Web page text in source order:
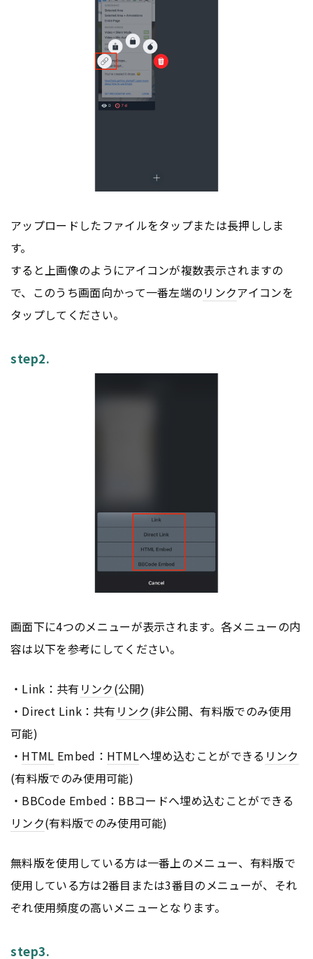
アップロードしたファイルをタップまたは長押ししま
す。
すると上画像のようにアイコンが複数表示されますの
で、このうち画面向かって一番左端のリンクアイコンを
タップしてください。
step2.
画面下に4つのメニューが表示されます。各メニューの内
容は以下を参考にしてください。
・Link：共有 リンク(公開)
・Direct Link：共有 リンク(非公開、有料版でのみ使用
可能)
・ HTML Embed： HTMLへ埋め込むことができる リンク
(有料版でのみ使用可能)
・BBCode Embed：BBコードへ埋め込むことができる
リンク(有料版でのみ使用可能)
無料版を使用している方は一番上のメニュー、有料版で
使用している方は2番目または3番目のメニューが、それ
ぞれ使用頻度の高いメニューとなります。
step3.